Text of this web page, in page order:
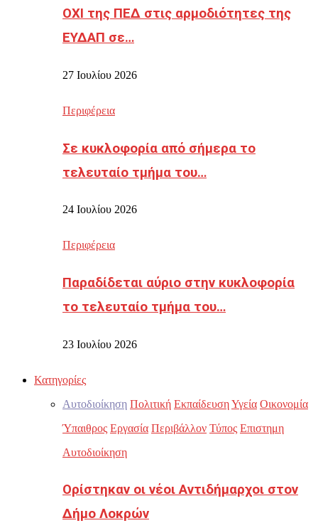
ΟΧΙ της ΠΕΔ στις αρμοδιότητες της
ΕΥΔΑΠ σε…
27 Ιουλίου 2026
Περιφέρεια
Σε κυκλοφορία από σήμερα το
τελευταίο τμήμα του…
24 Ιουλίου 2026
Περιφέρεια
Παραδίδεται αύριο στην κυκλοφορία
το τελευταίο τμήμα του…
23 Ιουλίου 2026
Κατηγορίες
Αυτοδιοίκηση Πολιτική ΕκπαίδευσηΥγεία Οικονομία
Ύπαιθρος Εργασία Περιβάλλον Τύπος Επιστημη
Αυτοδιοίκηση
Ορίστηκαν οι νέοι Αντιδήμαρχοι στον
Δήμο Λοκρών